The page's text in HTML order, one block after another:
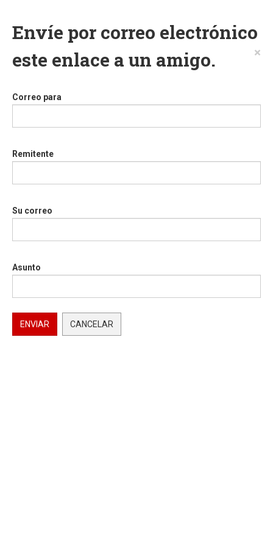
Envíe por correo electrónico
este enlace a un amigo.
×
Correo para
Remitente
Su correo
Asunto
ENVIAR CANCELAR